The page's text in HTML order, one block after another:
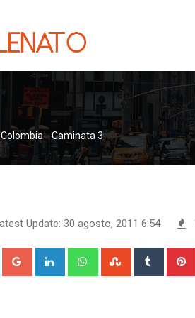
-Caminata 3
Update: 30 agosto, 2011 6:54
Google+ LinkedIn WhatsappStumbleUpon
Tumblr